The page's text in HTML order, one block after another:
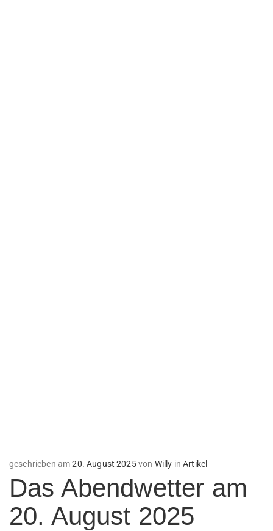
geschrieben amVeröffentlicht
am
20. August 2025von Willy inArtikel
Das Abendwetter am
20. August 2025